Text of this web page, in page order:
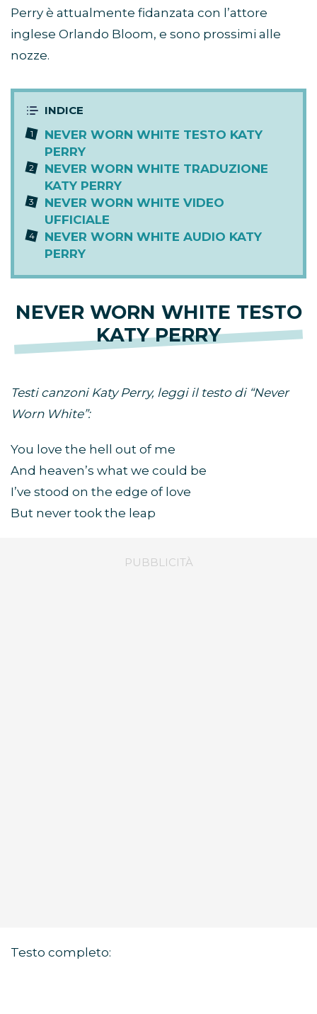
Perry è attualmente fidanzata con l’attore
inglese Orlando Bloom, e sono prossimi alle
nozze.
NEVER WORN WHITE TESTO KATY
PERRY
NEVER WORN WHITE TRADUZIONE
KATY PERRY
NEVER WORN WHITE VIDEO
UFFICIALE
NEVER WORN WHITE AUDIO KATY
PERRY
NEVER WORN WHITE TESTO
KATY PERRY
Testi canzoni Katy Perry, leggi il testo di “Never
Worn White”:
You love the hell out of me
And heaven’s what we could be
I’ve stood on the edge of love
But never took the leap
Testo completo: